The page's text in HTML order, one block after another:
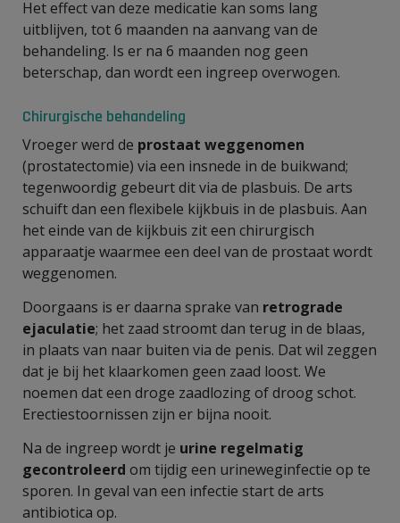
Het effect van deze medicatie kan soms lang
uitblijven, tot 6 maanden na aanvang van de
behandeling. Is er na 6 maanden nog geen
beterschap, dan wordt een ingreep overwogen.
Chirurgische behandeling
Vroeger werd de prostaat weggenomen
(prostatectomie) via een insnede in de buikwand;
tegenwoordig gebeurt dit via de plasbuis. De arts
schuift dan een flexibele kijkbuis in de plasbuis. Aan
het einde van de kijkbuis zit een chirurgisch
apparaatje waarmee een deel van de prostaat wordt
weggenomen.
Doorgaans is er daarna sprake van retrograde
ejaculatie; het zaad stroomt dan terug in de blaas,
in plaats van naar buiten via de penis. Dat wil zeggen
dat je bij het klaarkomen geen zaad loost. We
noemen dat een droge zaadlozing of droog schot.
Erectiestoornissen zijn er bijna nooit.
Na de ingreep wordt je urine regelmatig
gecontroleerd om tijdig een urineweginfectie op te
sporen. In geval van een infectie start de arts
antibiotica op.